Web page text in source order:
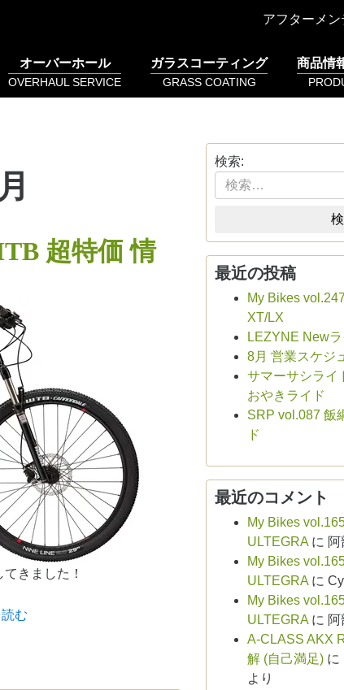
アフターメ
オーバーホール
OVERHAUL SERVICE
ガラスコーティング
GRASS COATING
商品情
超特価 情
きました！
む
検索:
最近の投稿
My Bikes
XT/LX
LEZYNE Newラ
8月 営業スケジ
サマーサシライ
おやきライド
SRP vol.087 飯
ド
最近のコメント
My Bikes
ULTEGRA に
My Bikes
ULTEGRA に
My Bikes
ULTEGRA に
A-CLASS AKX
解 (自己満足) に
より